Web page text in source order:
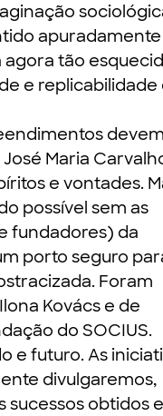
apuradamente
tão
e replicabilidade
Maria
e vontades.
possível sem as
fundadores) da
porto seguro
Foram
Kovács e de
do SOCIUS.
e futuro. As
divulgaremos,
sucessos obtidos e